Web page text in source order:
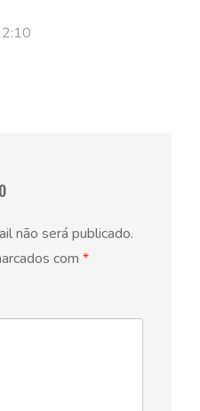
não será publicado.
com *